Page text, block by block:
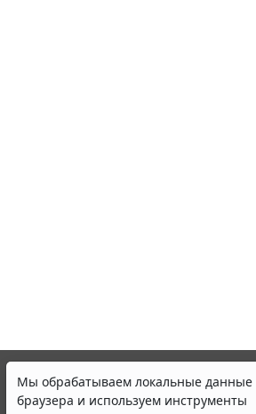
Мы обрабатываем локальные данные
браузера и используем инструменты
© ООО "НПП "ГАРАНТ-СЕРВИС", 2026.
участниками Российской